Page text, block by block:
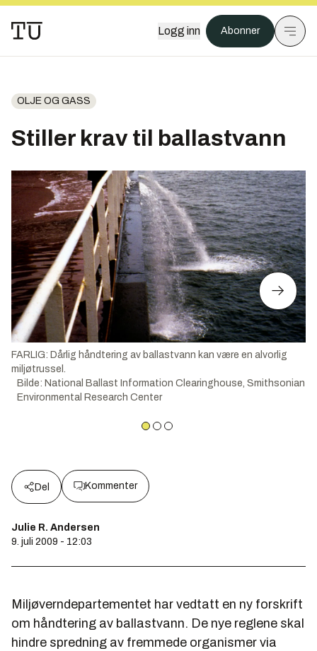
Logg inn Abonner
OLJE OG GASS
Stiller krav til ballastvann
FARLIG: Dårlig håndtering av ballastvann kan være en alvorlig
miljøtrussel.
Bilde: National Ballast Information Clearinghouse, Smithsonian
Environmental Research Center
Del Kommenter
Julie R. Andersen
9. juli 2009 - 12:03
Miljøverndepartementet har vedtatt en ny forskrift
om håndtering av ballastvann. De nye reglene skal
hindre spredning av fremmede organismer via